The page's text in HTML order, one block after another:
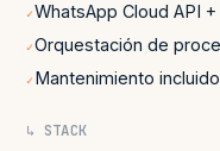
✓WhatsApp Cloud API
✓Orquestación de
✓ Mantenimiento incluido
↳ STACK